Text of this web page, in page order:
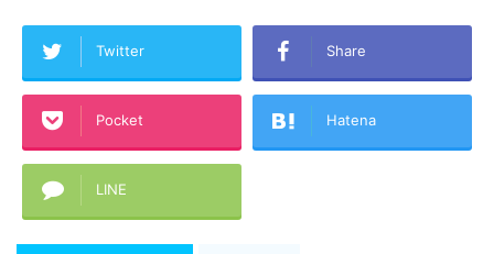
Twitter Share
Pocket Hatena
LINE